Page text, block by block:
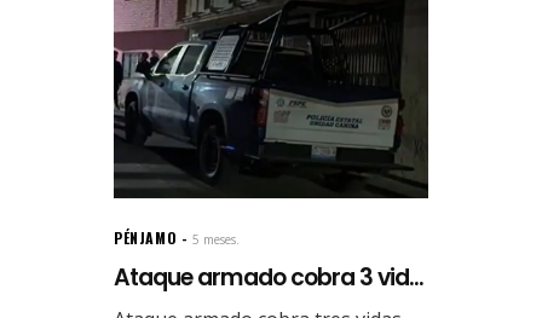
PÉNJAMO 5 meses.
Ataque armado cobra 3 vid...